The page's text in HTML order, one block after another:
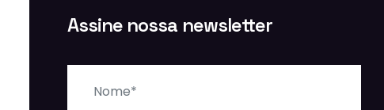
Assine nossa newsletter